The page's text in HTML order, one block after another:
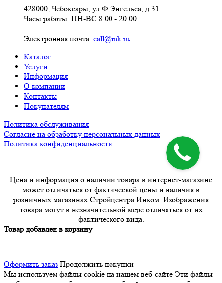
428000, Чебоксары, ул.Ф.Энгельса, д.31
Часы работы: ПН-ВС 8.00 - 20.00
Электронная почта: call@ink.ru
Каталог
Услуги
Информация
О компании
Контакты
Покупателям
Политика обслуживания
Согласие на обработку персональных данных
Политика конфиденциальности
Цена и информация о наличии товара в интернет-магазине
может отличаться от фактической цены и наличия в
розничных магазинах Стройцентра Инком. Изображения
товара могут в незначительной мере отличаться от их
фактического вида.
Товар добавлен в корзину
Оформить заказ Продолжить покупки
Мы используем файлы cookie на нашем веб-сайте Эти файлы